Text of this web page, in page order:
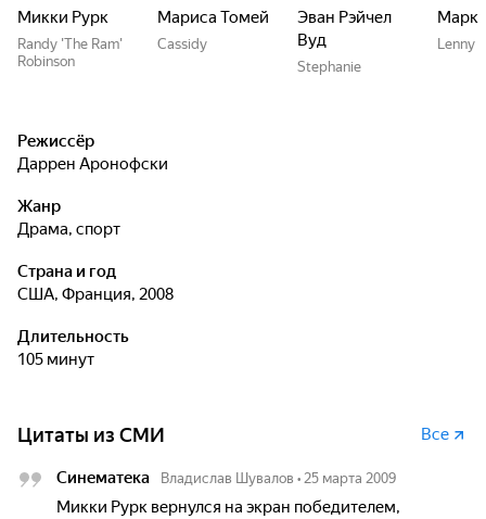
Микки Рурк
Randy 'The Ram'
Robinson
Мариса Томей
Cassidy
Эван Рэйчел
Вуд
Stephanie
Марк
Lenny
Режиссёр
Даррен Аронофски
Жанр
драма, спорт
Страна и год
США, Франция, 2008
Длительность
105 минут
Цитаты из СМИ Все
Синематека Владислав Шувалов • 25 марта 2009
Микки Рурк вернулся на экран победителем,